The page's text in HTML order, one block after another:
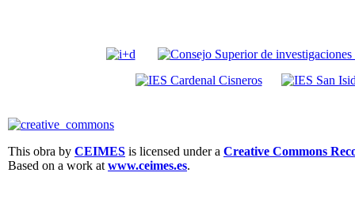
This obra by CEIMES is licensed under a Creative Commons
Based on a work at www.ceimes.es.